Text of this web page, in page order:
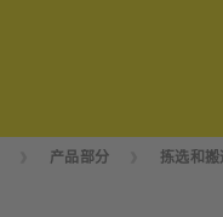
产品部分 拣选和搬